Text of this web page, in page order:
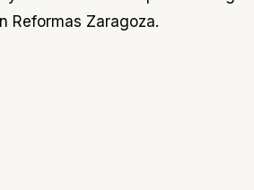
Reformas Zaragoza.